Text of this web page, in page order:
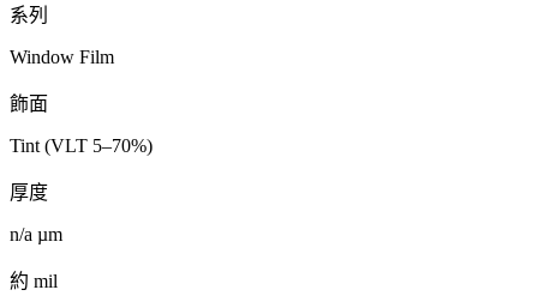
系列
Window Film
飾面
Tint (VLT 5–70%)
厚度
n/a µm
約 mil